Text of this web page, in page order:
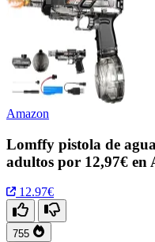
Amazon
Lomffy pistola de
adultos por 12,97€ en
12.97€
755